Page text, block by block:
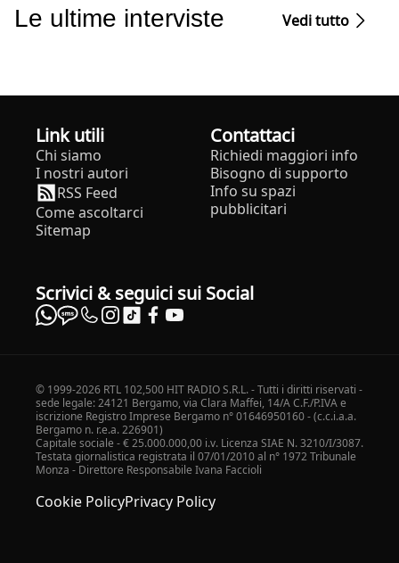
Le ultime interviste Vedi tutto
Link utili
Chi siamo
I nostri autori
RSS Feed
Come ascoltarci
Sitemap
Contattaci
Richiedi maggiori info
Bisogno di supporto
Info su spazi
pubblicitari
Scrivici & seguici sui Social
© 1999-2026 RTL 102,500 HIT RADIO S.R.L. - Tutti i diritti riservati -
sede legale: 24121 Bergamo, via Clara Maffei, 14/A C.F./P.IVA e
iscrizione Registro Imprese Bergamo n° 01646950160 - (c.c.i.a.a.
Bergamo n. r.e.a. 226901)
Capitale sociale - € 25.000.000,00 i.v. Licenza SIAE N. 3210/I/3087.
Testata giornalistica registrata il 07/01/2010 al n° 1972 Tribunale
Monza - Direttore Responsabile Ivana Faccioli
Cookie PolicyPrivacy Policy